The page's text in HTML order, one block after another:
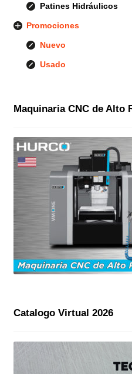
Patines Hidráulicos
Promociones
Nuevo
Usado
Maquinaria CNC de Alto
Catalogo Virtual 2026